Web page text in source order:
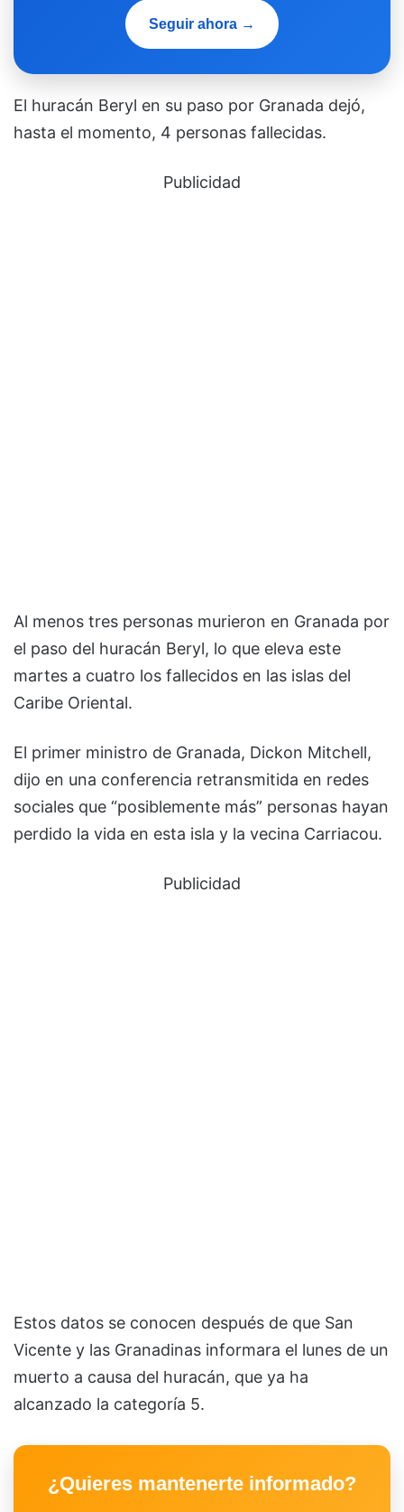
Seguir ahora →
El huracán Beryl en su paso por Granada dejó,
hasta el momento, 4 personas fallecidas.
Publicidad
Al menos tres personas murieron en Granada por
el paso del huracán Beryl, lo que eleva este
martes a cuatro los fallecidos en las islas del
Caribe Oriental.
El primer ministro de Granada, Dickon Mitchell,
dijo en una conferencia retransmitida en redes
sociales que “posiblemente más” personas hayan
perdido la vida en esta isla y la vecina Carriacou.
Publicidad
Estos datos se conocen después de que San
Vicente y las Granadinas informara el lunes de un
muerto a causa del huracán, que ya ha
alcanzado la categoría 5.
¿Quieres mantenerte informado?